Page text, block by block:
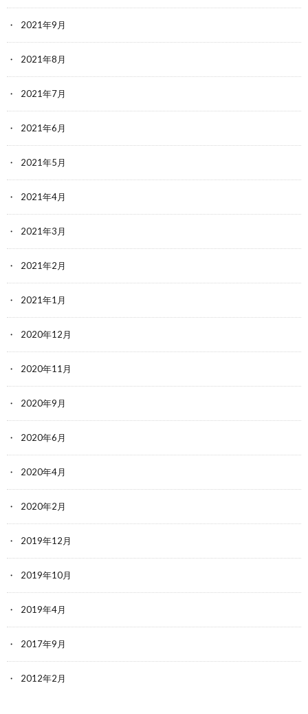
2021年9月
2021年8月
2021年7月
2021年6月
2021年5月
2021年4月
2021年3月
2021年2月
2021年1月
2020年12月
2020年11月
2020年9月
2020年6月
2020年4月
2020年2月
2019年12月
2019年10月
2019年4月
2017年9月
2012年2月